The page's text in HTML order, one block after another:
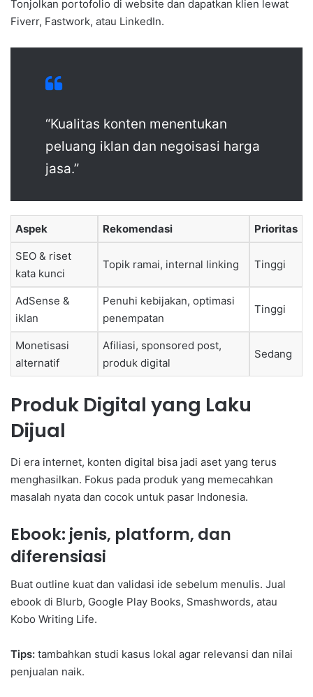
Tonjolkan portofolio di website dan dapatkan klien lewat
Fiverr, Fastwork, atau LinkedIn.
“Kualitas konten menentukan
peluang iklan dan negoisasi harga
jasa.”
Aspek Rekomendasi Prioritas
SEO & riset
kata kunci
Topik ramai, internal linking Tinggi
AdSense &
iklan
Penuhi kebijakan, optimasi
penempatan
Tinggi
Monetisasi
alternatif
Afiliasi, sponsored post,
produk digital
Sedang
Produk Digital yang Laku
Dijual
Di era internet, konten digital bisa jadi aset yang terus
menghasilkan. Fokus pada produk yang memecahkan
masalah nyata dan cocok untuk pasar Indonesia.
Ebook: jenis, platform, dan
diferensiasi
Buat outline kuat dan validasi ide sebelum menulis. Jual
ebook di Blurb, Google Play Books, Smashwords, atau
Kobo Writing Life.
Tips: tambahkan studi kasus lokal agar relevansi dan nilai
penjualan naik.